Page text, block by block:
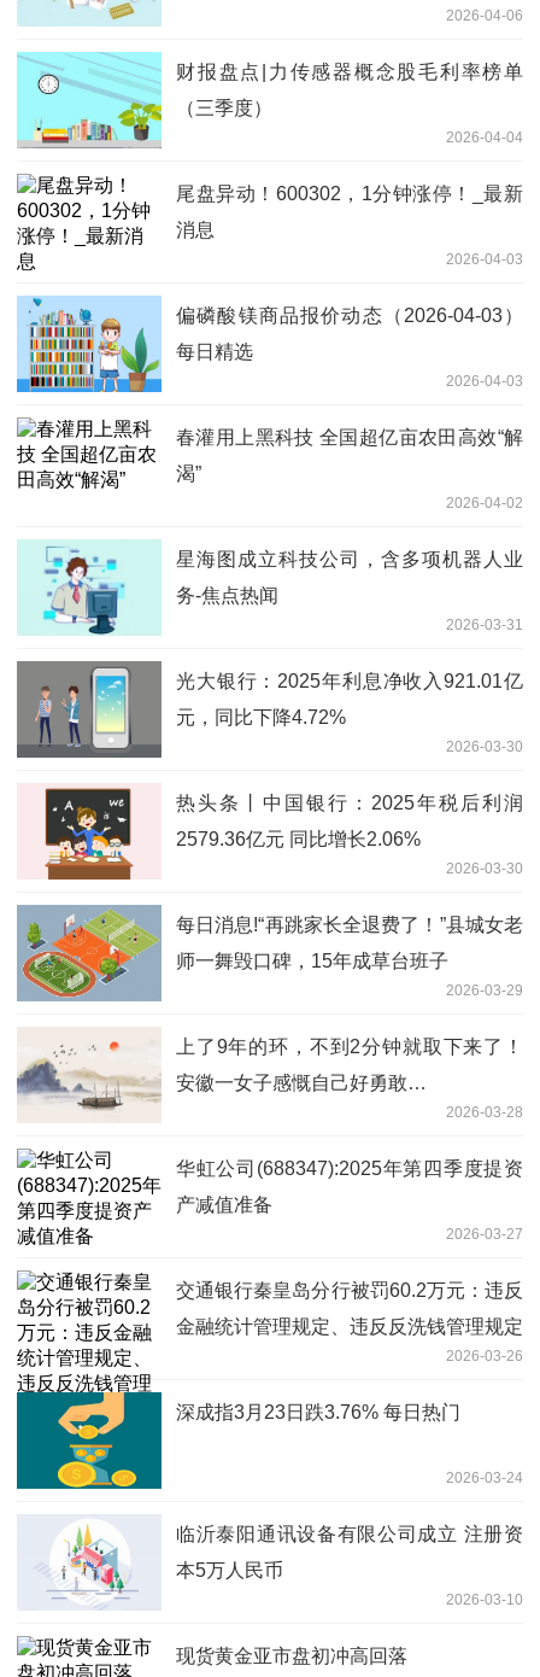
2026-04-06
财报盘点|力传感器概念股毛利率榜单
（三季度）
2026-04-04
尾盘异动！600302，1分钟涨停！_最新
消息
2026-04-03
偏磷酸镁商品报价动态（2026-04-03）
每日精选
2026-04-03
春灌用上黑科技 全国超亿亩农田高效“解
渴”
2026-04-02
星海图成立科技公司，含多项机器人业
务-焦点热闻
2026-03-31
光大银行：2025年利息净收入921.01亿
元，同比下降4.72%
2026-03-30
热头条丨中国银行：2025年税后利润
2579.36亿元 同比增长2.06%
2026-03-30
每日消息!“再跳家长全退费了！”县城女老
师一舞毁口碑，15年成草台班子
2026-03-29
上了9年的环，不到2分钟就取下来了！
安徽一女子感慨自己好勇敢…
2026-03-28
华虹公司(688347):2025年第四季度提资
产减值准备
2026-03-27
交通银行秦皇岛分行被罚60.2万元：违反
金融统计管理规定、违反反洗钱管理规定
2026-03-26
深成指3月23日跌3.76% 每日热门
2026-03-24
临沂泰阳通讯设备有限公司成立 注册资
本5万人民币
2026-03-10
现货黄金亚市盘初冲高回落